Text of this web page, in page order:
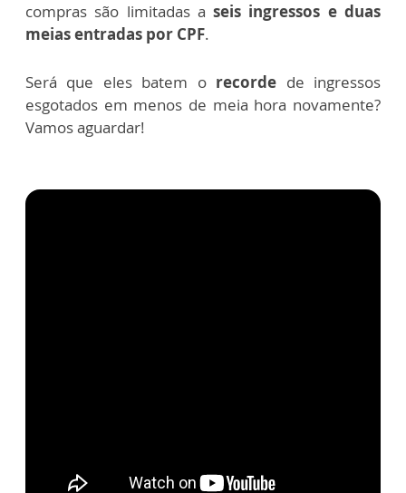
compras são limitadas aseis ingressos e duas
meias entradas por CPF.
Será que eles batem o recorde de ingressos
esgotados em menos de meia hora novamente?
Vamos aguardar!